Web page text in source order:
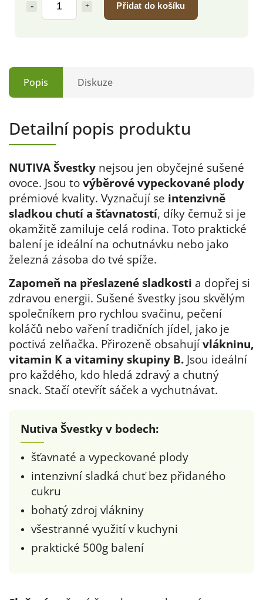
Přidat do košíku
Popis Diskuze
Detailní popis produktu
NUTIVA Švestky nejsou jen obyčejné sušené
ovoce. Jsou to výběrové vypeckované plody
prémiové kvality. Vyznačují se intenzivně
sladkou chutí a šťavnatostí, díky čemuž si je
okamžitě zamiluje celá rodina. Toto praktické
balení je ideální na ochutnávku nebo jako
železná zásoba do tvé spíže.
Zapomeň na přeslazené sladkosti a dopřej si
zdravou energii. Sušené švestky jsou skvělým
společníkem pro rychlou svačinu, pečení
koláčů nebo vaření tradičních jídel, jako je
poctivá zelňačka. Přirozeně obsahují vlákninu,
vitamin K a vitaminy skupiny B. Jsou ideální
pro každého, kdo hledá zdravý a chutný
snack. Stačí otevřít sáček a vychutnávat.
Nutiva Švestky v bodech:
šťavnaté a vypeckované plody
intenzivní sladká chuť bez přidaného
cukru
bohatý zdroj vlákniny
všestranné využití v kuchyni
praktické 500g balení